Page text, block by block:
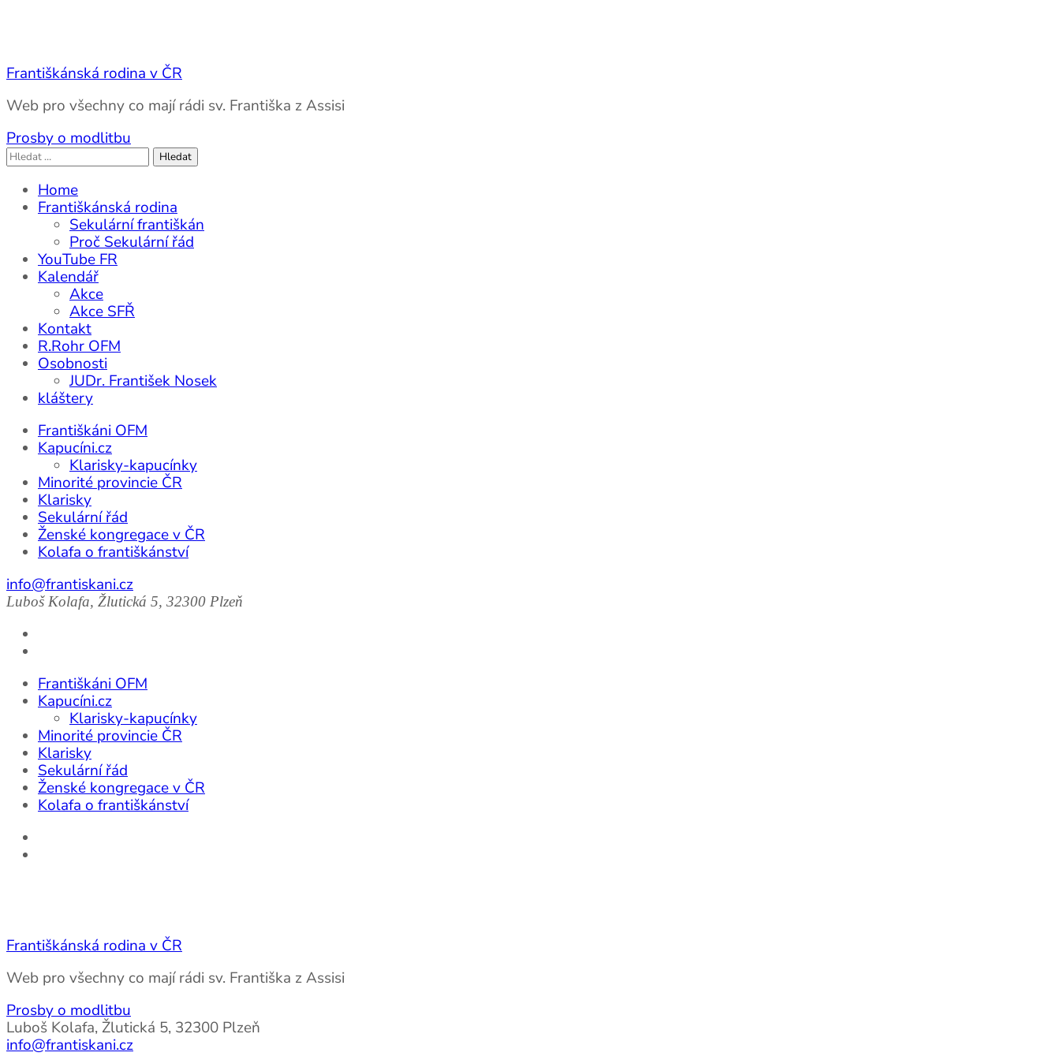
Františkánská rodina v ČR
Web pro všechny co mají rádi sv. Františka z Assisi
Prosby o modlitbu
Vyhledávání
Home
Františkánská rodina
Sekulární františkán
Proč Sekulární řád
YouTube FR
Kalendář
Akce
Akce SFŘ
Kontakt
R.Rohr OFM
Osobnosti
JUDr. František Nosek
kláštery
Františkáni OFM
Kapucíni.cz
Klarisky-kapucínky
Minorité provincie ČR
Klarisky
Sekulární řád
Ženské kongregace v ČR
Kolafa o františkánství
info@frantiskani.cz
Luboš Kolafa, Žlutická 5, 32300 Plzeň
Františkáni OFM
Kapucíni.cz
Klarisky-kapucínky
Minorité provincie ČR
Klarisky
Sekulární řád
Ženské kongregace v ČR
Kolafa o františkánství
Františkánská rodina v ČR
Web pro všechny co mají rádi sv. Františka z Assisi
Prosby o modlitbu
Luboš Kolafa, Žlutická 5, 32300 Plzeň
info@frantiskani.cz